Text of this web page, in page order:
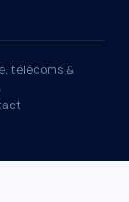
télécoms &